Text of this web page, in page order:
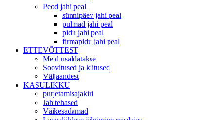
Peod jahi peal
sünnipäev jahi peal
pulmad jahi peal
pidu jahi peal
firmapidu jahi peal
ETTEVÕTTEST
Meid usaldatakse
Soovitused ja kiitused
Väljaandest
KASULIKKU
purjetamisajakiri
Jahitehased
Väikesadamad